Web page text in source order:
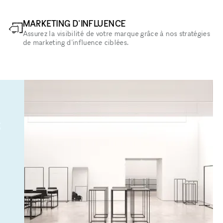
MARKETING D'INFLUENCE
Assurez la visibilité de votre marque grâce à nos stratégies
de marketing d'influence ciblées.